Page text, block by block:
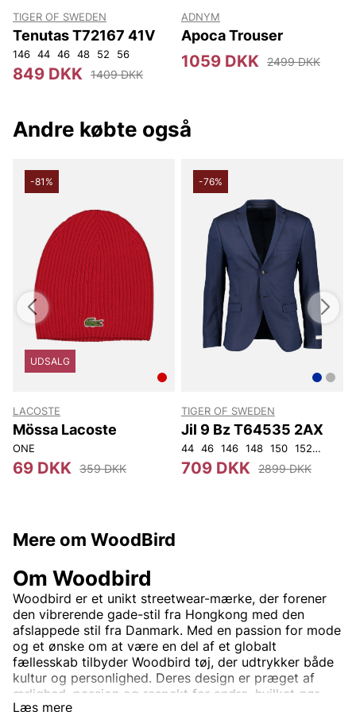
TIGER OF SWEDEN
Tenutas T72167 41V
146 44 46 48 52 56
849 DKK 1409 DKK
ADNYM
Apoca Trouser
1059 DKK 2499 DKK
Andre købte også
-81%
UDSALG
LACOSTE
Mössa Lacoste
ONE
69 DKK 359 DKK
-76%
TIGER OF SWEDEN
Jil 9 Bz T64535 2AX
44 46 146 148 150 152 92
709 DKK 2899 DKK
Mere om WoodBird
Læs mere
Om Woodbird
Woodbird er et unikt streetwear-mærke, der forener
den vibrerende gade-stil fra Hongkong med den
afslappede stil fra Danmark. Med en passion for mode
og et ønske om at være en del af et globalt
fællesskab tilbyder Woodbird tøj, der udtrykker både
kultur og personlighed. Deres design er præget af
ærlighed, passion og respekt for andre, hvilket gør